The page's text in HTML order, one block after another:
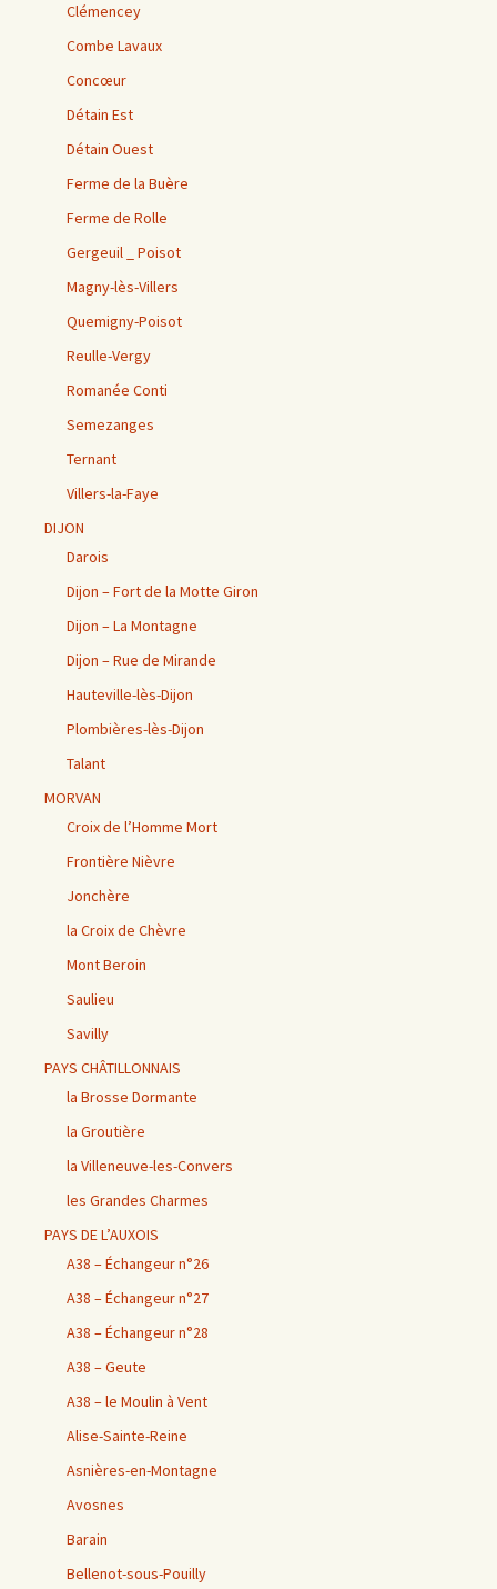
Clémencey
Combe Lavaux
Concœur
Détain Est
Détain Ouest
Ferme de la Buère
Ferme de Rolle
Gergeuil _ Poisot
Magny-lès-Villers
Quemigny-Poisot
Reulle-Vergy
Romanée Conti
Semezanges
Ternant
Villers-la-Faye
DIJON
Darois
Dijon – Fort de la Motte Giron
Dijon – La Montagne
Dijon – Rue de Mirande
Hauteville-lès-Dijon
Plombières-lès-Dijon
Talant
MORVAN
Croix de l’Homme Mort
Frontière Nièvre
Jonchère
la Croix de Chèvre
Mont Beroin
Saulieu
Savilly
PAYS CHÂTILLONNAIS
la Brosse Dormante
la Groutière
la Villeneuve-les-Convers
les Grandes Charmes
PAYS DE L’AUXOIS
A38 – Échangeur n°26
A38 – Échangeur n°27
A38 – Échangeur n°28
A38 – Geute
A38 – le Moulin à Vent
Alise-Sainte-Reine
Asnières-en-Montagne
Avosnes
Barain
Bellenot-sous-Pouilly